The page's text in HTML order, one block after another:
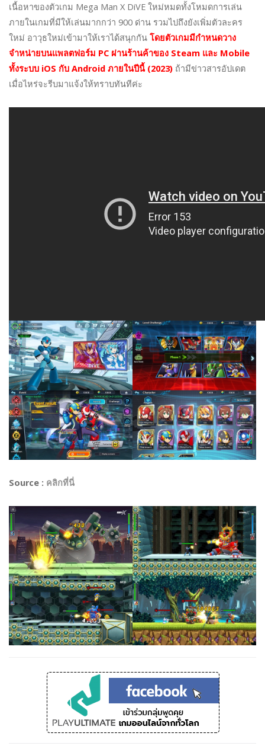
เนื้อหาของตัวเกม Mega Man X DiVE ใหม่หมดทั้งโหมดการเล่น
ภายในเกมที่มีให้เล่นมากกว่า 900 ด่าน รวมไปถึงยังเพิ่มตัวละคร
ใหม่ อาวุธใหม่เข้ามาให้เราได้สนุกกัน โดยตัวเกมมีกำหนดวาง
จำหน่ายบนแพลตฟอร์ม PC ผ่านร้านค้าของ Steam และ Mobile
ทั้งระบบ iOS กับ Android ภายในปีนี้ (2023) ถ้ามีข่าวสารอัปเดต
เมื่อไหร่จะรีบมาแจ้งให้ทราบทันทีค่ะ
Source : คลิกที่นี่